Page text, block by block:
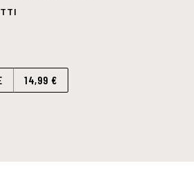
14,99 €